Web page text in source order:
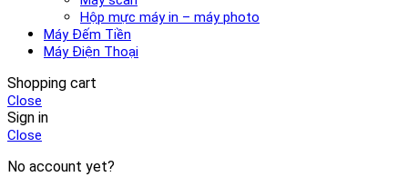
Hộp mực máy in – máy photo
Máy Đếm Tiền
Máy Điện Thoại
Shopping cart
Close
Sign in
Close
No account yet?